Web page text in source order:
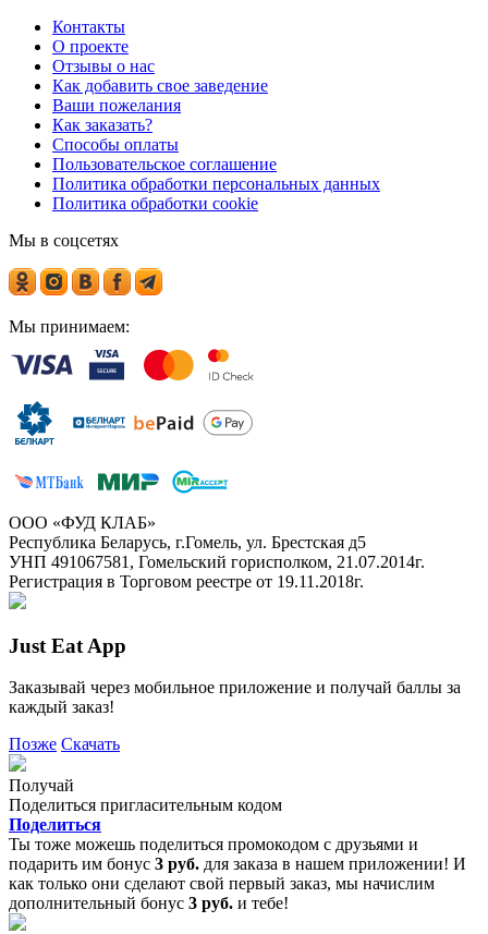
Контакты
О проекте
Отзывы о нас
Как добавить свое заведение
Ваши пожелания
Как заказать?
Способы оплаты
Пользовательское соглашение
Политика обработки персональных данных
Политика обработки cookie
Мы в соцсетях
Мы принимаем:
ООО «ФУД КЛАБ»
Республика Беларусь, г.Гомель, ул. Брестская д5
УНП 491067581, Гомельский горисполком, 21.07.2014г.
Регистрация в Торговом реестре от 19.11.2018г.
Just Eat App
Заказывай через мобильное приложение и получай баллы за
каждый заказ!
Позже Скачать
Получай
Поделиться пригласительным кодом
Поделиться
Ты тоже можешь поделиться промокодом с друзьями и
подарить им бонус 3 руб. для заказа в нашем приложении! И
как только они сделают свой первый заказ, мы начислим
дополнительный бонус 3 руб. и тебе!